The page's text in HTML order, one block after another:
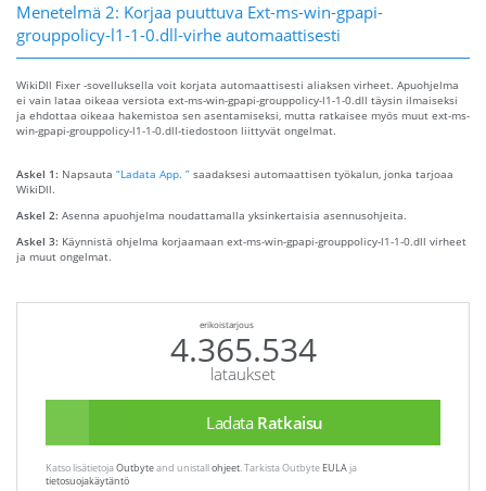
Menetelmä 2: Korjaa puuttuva Ext-ms-win-gpapi-
grouppolicy-l1-1-0.dll-virhe automaattisesti
WikiDll Fixer -sovelluksella voit korjata automaattisesti aliaksen virheet. Apuohjelma
ei vain lataa oikeaa versiota ext-ms-win-gpapi-grouppolicy-l1-1-0.dll täysin ilmaiseksi
ja ehdottaa oikeaa hakemistoa sen asentamiseksi, mutta ratkaisee myös muut ext-ms-
win-gpapi-grouppolicy-l1-1-0.dll-tiedostoon liittyvät ongelmat.
Askel 1: Napsauta “Ladata App. ” saadaksesi automaattisen työkalun, jonka tarjoaa
WikiDll.
Askel 2: Asenna apuohjelma noudattamalla yksinkertaisia ​​asennusohjeita.
Askel 3: Käynnistä ohjelma korjaamaan ext-ms-win-gpapi-grouppolicy-l1-1-0.dll virheet
ja muut ongelmat.
erikoistarjous
4.365.534
lataukset
Ladata Ratkaisu
Katso lisätietojaOutbyteand unistallohjeet. Tarkista Outbyte EULAja
tietosuojakäytäntö